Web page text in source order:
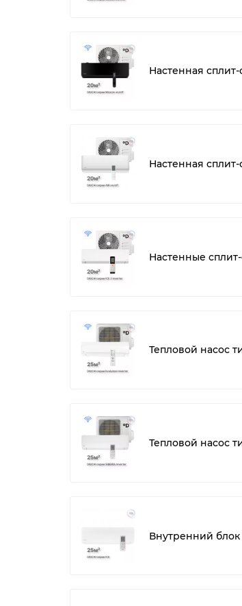
Настенная сплит-
Настенная сплит-
Настенные сплит-
Тепловой насос
Тепловой насос
Внутренний блок